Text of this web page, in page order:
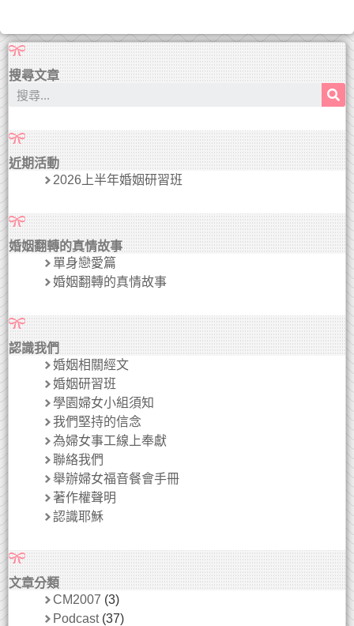
搜尋文章
近期活動
2026上半年婚姻研習班
婚姻翻轉的真情故事
單身戀愛篇
婚姻翻轉的真情故事
認識我們
婚姻相關經文
婚姻研習班
學園婦女小組須知
我們堅持的信念
為婦女事工線上奉獻
聯絡我們
舉辦婦女福音餐會手冊
著作權聲明
認識耶穌
文章分類
CM2007 (3)
Podcast(37)